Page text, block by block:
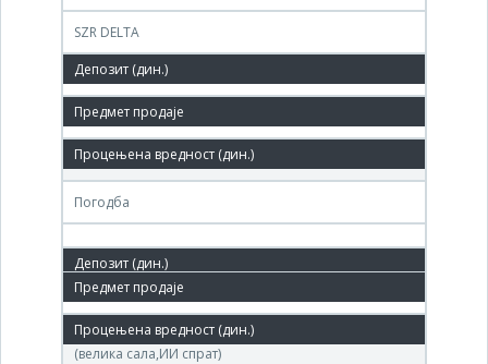
SZR DELTA
5,200 РСД
20. феб.'09.
(ИЗГРАДЊА),Трговински суд у Суботици
Погодба
18. нов.'08.
Агенција за приватизацију,Теразије 23,Београд
(велика сала,ИИ спрат)